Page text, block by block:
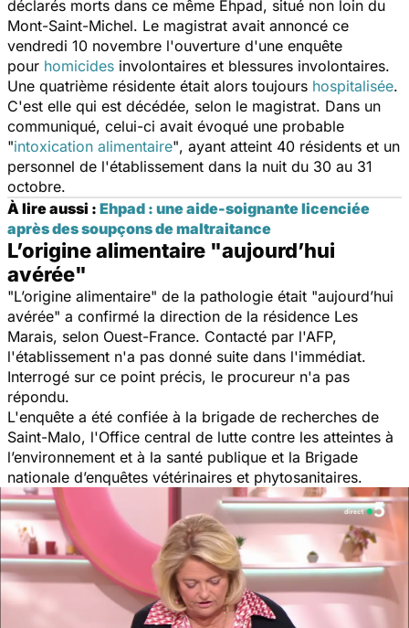
déclarés morts dans ce même Ehpad, situé non loin du
Mont-Saint-Michel. Le magistrat avait annoncé ce
vendredi 10 novembre l'ouverture d'une enquête
pour homicides involontaires et blessures involontaires.
Une quatrième résidente était alors toujours hospitalisée.
C'est elle qui est décédée, selon le magistrat. Dans un
communiqué, celui-ci avait évoqué une probable
"intoxication alimentaire", ayant atteint 40 résidents et un
personnel de l'établissement dans la nuit du 30 au 31
octobre.
À lire aussi : Ehpad : une aide-soignante licenciée
après des soupçons de maltraitance
L’origine alimentaire "aujourd’hui
avérée"
"L’origine alimentaire" de la pathologie était "aujourd’hui
avérée" a confirmé la direction de la résidence Les
Marais, selon Ouest-France. Contacté par l'AFP,
l'établissement n'a pas donné suite dans l'immédiat.
Interrogé sur ce point précis, le procureur n'a pas
répondu.
L'enquête a été confiée à la brigade de recherches de
Saint-Malo, l'Office central de lutte contre les atteintes à
l’environnement et à la santé publique et la Brigade
nationale d’enquêtes vétérinaires et phytosanitaires.